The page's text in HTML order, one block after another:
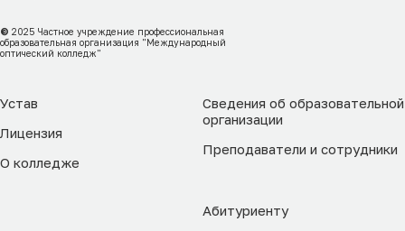
© 2025 Частное учреждение профессиональная
образовательная организация "Международный
оптический колледж"
Устав
Лицензия
О колледже
Сведения об образовательной
организации
Преподаватели и сотрудники
Абитуриенту